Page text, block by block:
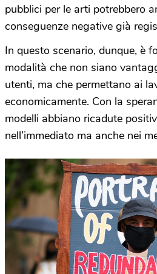
pubblici per le arti potrebbero
conseguenze negative già
In questo scenario, dunque, è
modalità che non siano
utenti, ma che permettano ai
economicamente. Con la
modelli abbiano ricadute
nell’immediato ma anche nei